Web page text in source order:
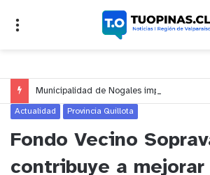
Actualidad Provincia Quillota
Fondo Vecino
contribuye a mejorar